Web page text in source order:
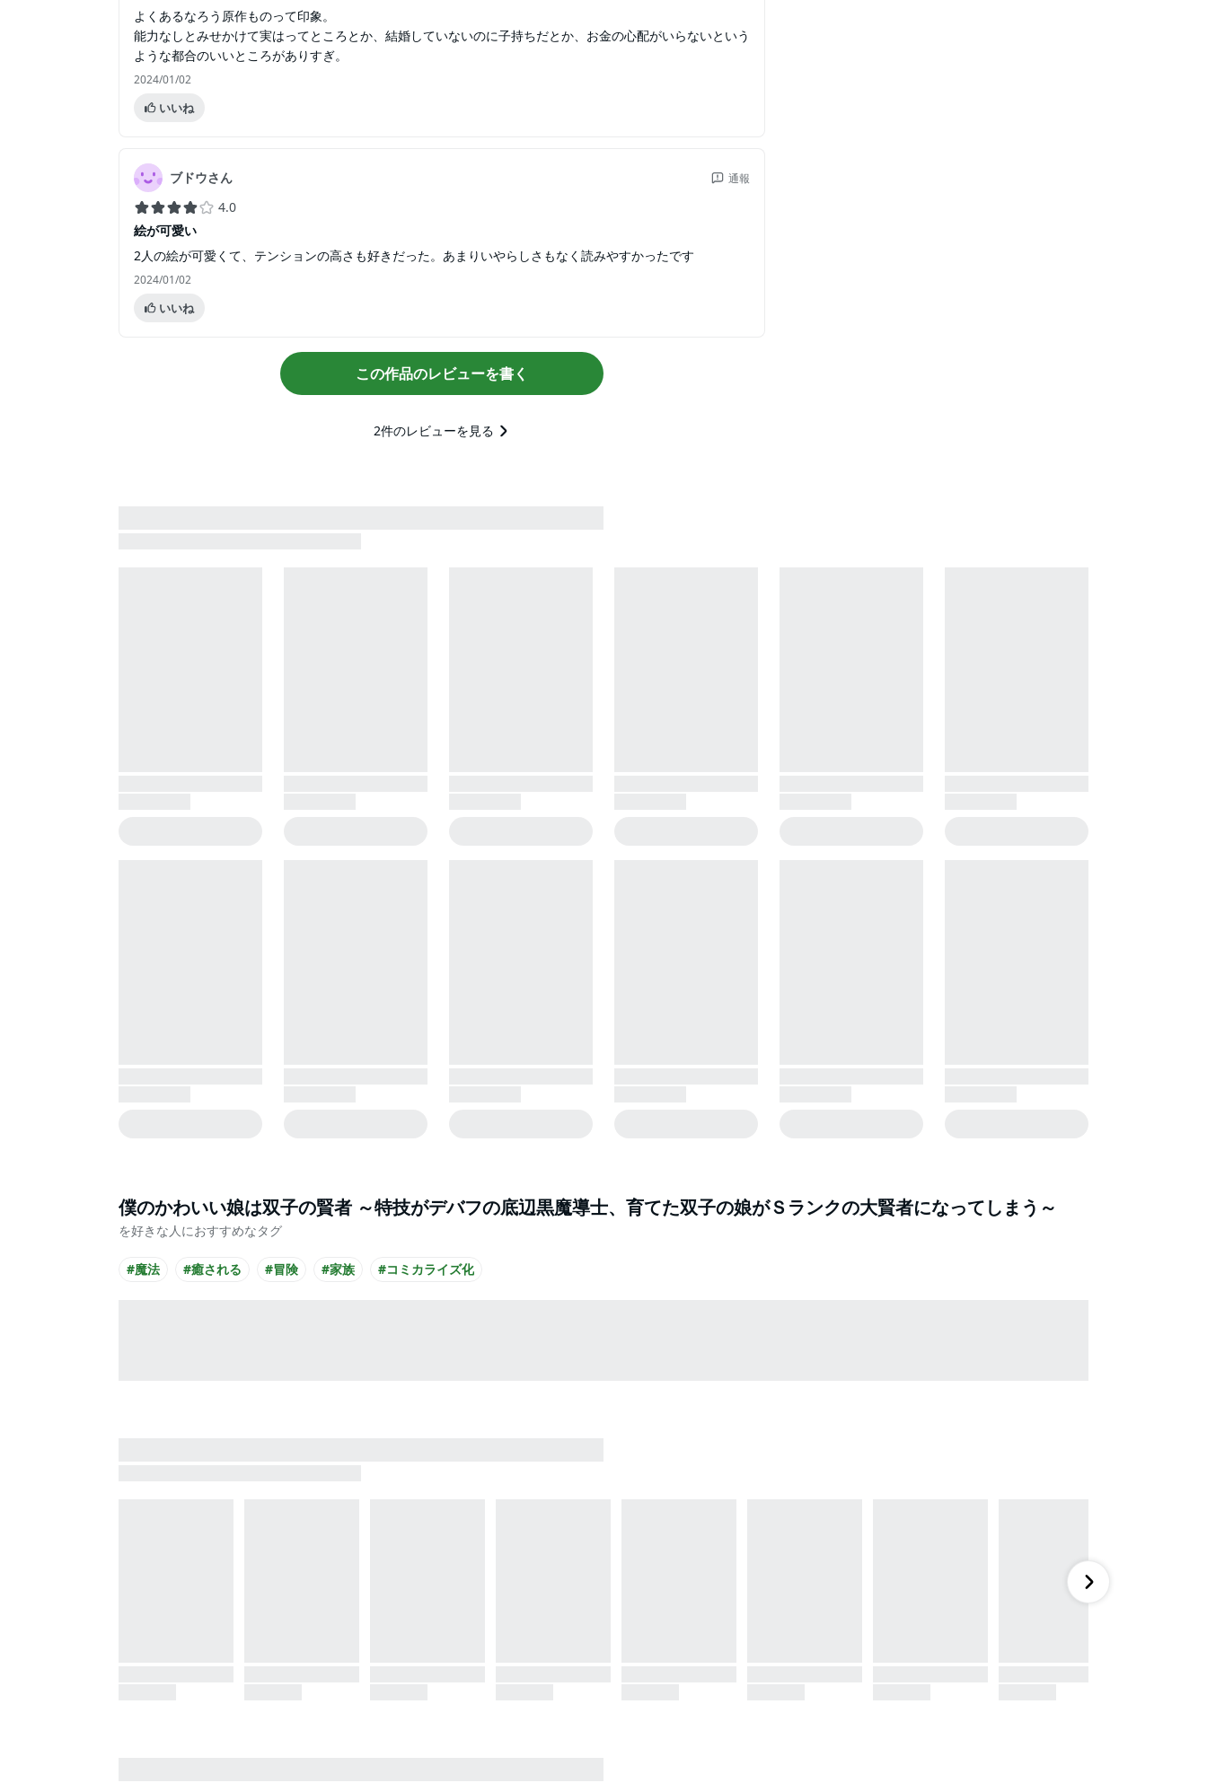
よくあるなろう原作ものって印象。
能力なしとみせかけて実はってところとか、結婚していないのに子持ちだとか、お金の心配がいらないという
ような都合のいいところがありすぎ。
2024/01/02
いいね
ブドウさん 通報
4.0
絵が可愛い
2人の絵が可愛くて、テンションの高さも好きだった。あまりいやらしさもなく読みやすかったです
2024/01/02
いいね
この作品のレビューを書く
2件のレビューを見る
僕のかわいい娘は双子の賢者 ～特技がデバフの底辺黒魔導士、育てた双子の娘がＳランクの大賢者になってしまう～
を好きな人におすすめなタグ
#魔法 #癒される #冒険 #家族 #コミカライズ化